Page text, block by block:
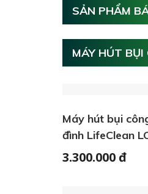
SẢN PHẨM
MÁY HÚT BỤI
Máy hút bụi
đình LifeClean
3.300.000 đ